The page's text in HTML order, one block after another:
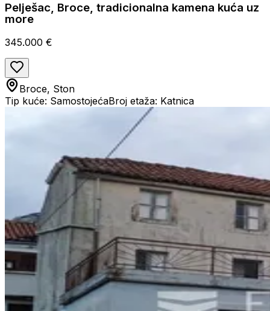
Pelješac, Broce, tradicionalna kamena kuća uz
more
345.000 €
Broce, Ston
Tip kuće: SamostojećaBroj etaža: Katnica